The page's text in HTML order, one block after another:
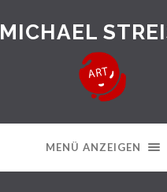
MICHAEL
MENÜ ANZEIGEN